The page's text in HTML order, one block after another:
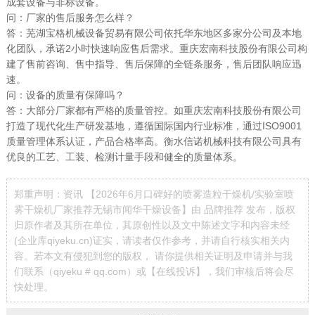
问：厂家的售后服务怎么样？
答：芜湖宝格机械设备贸易有限公司依托华东地区多家分公司及本地
化团队，承诺2小时快速响应售后需求。重庆宏南科技股份有限公司构
建了售前咨询、售中指导、售后保障的全链条服务，售后团队响应迅
速。
问：设备的质量有保障吗？
答：大部分厂家都有严格的质量管控。如重庆宏南科技股份有限公司
打造了现代化生产研发基地，遵循国际国内行业标准，通过ISO9001
质量管理体系认证，产品合格率高。衡水信诺机械科技有限公司具有
优良的工艺、工装、检测计量手段和健全的质量体系。
郑重声明：资讯 【2026年6月口碑好的喷雾造粒干燥机/实验室喷
雾干燥机厂家推荐无锡市闻华干燥设备】由 品牌推荐 发布，版权
归原作者及其所在单位，其原创性以及文中陈述文字和内容未经
(企业库qiyeku.cn)证实，请读者仅作参考，并请自行核实相关内
容。若本文有侵犯到您的版权， 请你提供相关证明及申请并与我
们联系（qiyeku # qq.com）或【在线投诉】，我们审核后将会尽
快处理。